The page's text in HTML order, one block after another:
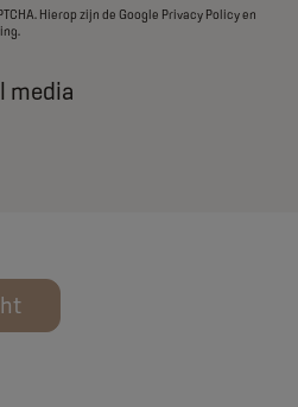
Hierop zijn de Google Privacy Policyen
media